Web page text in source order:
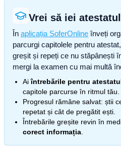
Vrei să iei
În aplicația SoferOnline înveți
parcurgi capitolele pentru
greșit și repeți ce nu stăpânești
mergi la examen cu mai multă
Aiîntrebările pentru
capitole parcurse în ritmul tău.
Progresul rămâne salvat: știi
repetat și cât de pregătit ești.
Întrebările greșite revin în
corect informația